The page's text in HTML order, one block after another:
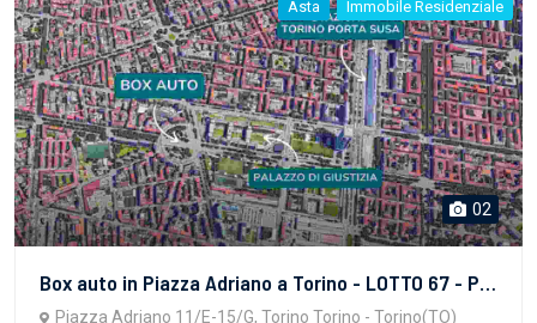
Asta Immobile Residenziale
02
Box auto in Piazza Adriano a Torino - LOTTO 67 - PROPRIETA' SUPERFICIARIA - vendita telematica sulla piattaforma www.gobidreal.it n.32627.67
Piazza Adriano 11/E-15/G, Torino Torino - Torino(TO)